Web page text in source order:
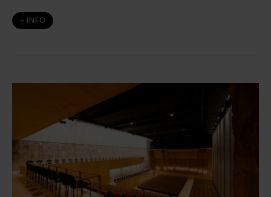
+ INFO